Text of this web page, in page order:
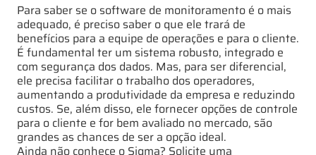
Para saber se o software de monitoramento é o mais
adequado, é preciso saber o que ele trará de
benefícios para a equipe de operações e para o cliente.
É fundamental ter um sistema robusto, integrado e
com segurança dos dados. Mas, para ser diferencial,
ele precisa facilitar o trabalho dos operadores,
aumentando a produtividade da empresa e reduzindo
custos. Se, além disso, ele fornecer opções de controle
para o cliente e for bem avaliado no mercado, são
grandes as chances de ser a opção ideal.
Ainda não conhece o Sigma? Solicite uma